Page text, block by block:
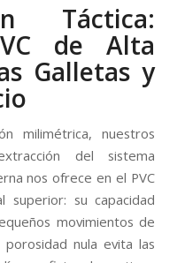
Táctica:
de Alta
Galletas y
milimétrica, nuestros
del sistema
nos ofrece en el PVC
superior: su capacidad
movimientos de
nula evita las